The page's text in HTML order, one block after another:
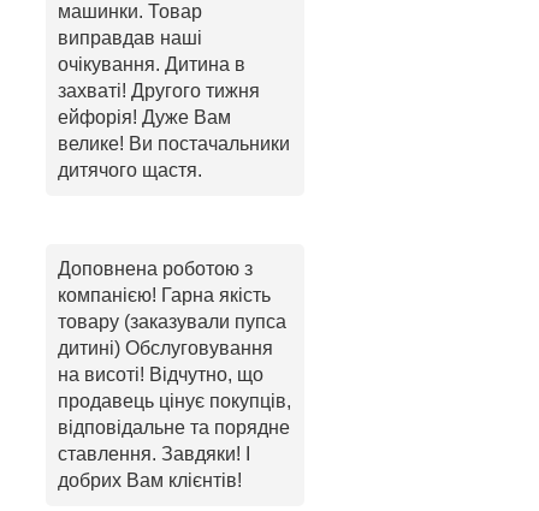
машинки. Товар
виправдав наші
очікування. Дитина в
захваті! Другого тижня
ейфорія! Дуже Вам
велике! Ви постачальники
дитячого щастя.
Доповнена роботою з
компанією! Гарна якість
товару (заказували пупса
дитині) Обслуговування
на висоті! Відчутно, що
продавець цінує покупців,
відповідальне та порядне
ставлення. Завдяки! І
добрих Вам клієнтів!